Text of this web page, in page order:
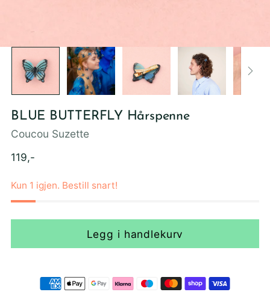
BLUE BUTTERFLY Hårspenne
Coucou Suzette
Ordinær
119,-
Kun 1 igjen. Bestill snart!
Legg i handlekurv